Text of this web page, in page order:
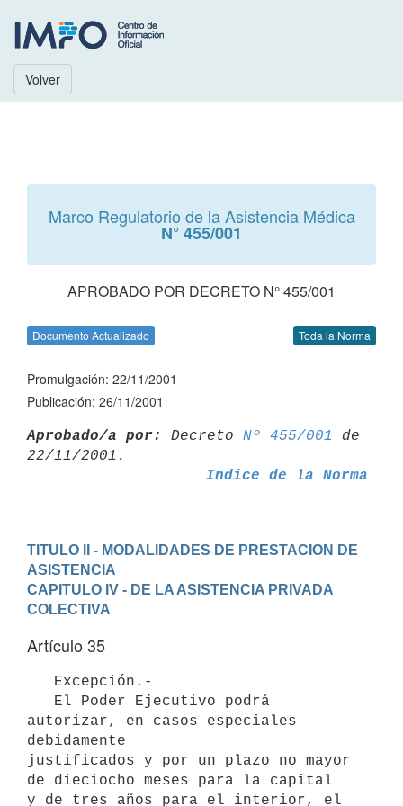
Volver
Marco Regulatorio de la Asistencia Médica
N° 455/001
APROBADO POR DECRETO N° 455/001
Documento Actualizado Toda la Norma
Promulgación: 22/11/2001
Publicación: 26/11/2001
Aprobado/a por: Decreto Nº 455/001
de
Indice de la Norma
TITULO II - MODALIDADES DE PRESTACION DE
ASISTENCIA
CAPITULO IV - DE LA ASISTENCIA PRIVADA
COLECTIVA
Artículo 35
autorizar, en casos especiales
debidamente
justificados y por un plazo no mayor
de dieciocho meses para la capital
y de tres años para el interior, el